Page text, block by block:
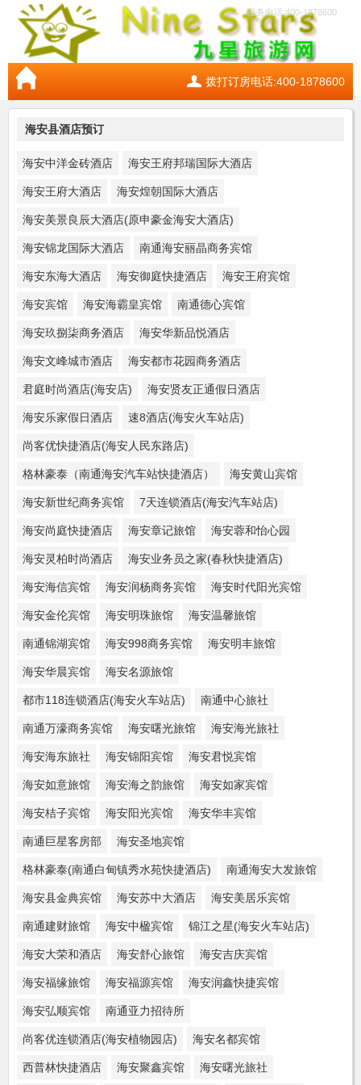
服务电话:400-1878600
拨打订房电话:400-1878600
海安县酒店预订
海安中洋金砖酒店 海安王府邦瑞国际大酒店
海安王府大酒店 海安煌朝国际大酒店
海安美景良辰大酒店(原申豪金海安大酒店)
海安锦龙国际大酒店 南通海安丽晶商务宾馆
海安东海大酒店 海安御庭快捷酒店 海安王府宾馆
海安宾馆 海安海霸皇宾馆 南通德心宾馆
海安玖捌柒商务酒店 海安华新品悦酒店
海安文峰城市酒店 海安都市花园商务酒店
君庭时尚酒店(海安店) 海安贤友正通假日酒店
海安乐家假日酒店 速8酒店(海安火车站店)
尚客优快捷酒店(海安人民东路店)
格林豪泰（南通海安汽车站快捷酒店） 海安黄山宾馆
海安新世纪商务宾馆 7天连锁酒店(海安汽车站店)
海安尚庭快捷酒店 海安章记旅馆 海安蓉和怡心园
海安灵柏时尚酒店 海安业务员之家(春秋快捷酒店)
海安海信宾馆 海安润杨商务宾馆 海安时代阳光宾馆
海安金伦宾馆 海安明珠旅馆 海安温馨旅馆
南通锦湖宾馆 海安998商务宾馆 海安明丰旅馆
海安华晨宾馆 海安名源旅馆
都市118连锁酒店(海安火车站店) 南通中心旅社
南通万濠商务宾馆 海安曙光旅馆 海安海光旅社
海安海东旅社 海安锦阳宾馆 海安君悦宾馆
海安如意旅馆 海安海之韵旅馆 海安如家宾馆
海安桔子宾馆 海安阳光宾馆 海安华丰宾馆
南通巨星客房部 海安圣地宾馆
格林豪泰(南通白甸镇秀水苑快捷酒店) 南通海安大发旅馆
海安县金典宾馆 海安苏中大酒店 海安美居乐宾馆
南通建财旅馆 海安中楹宾馆 锦江之星(海安火车站店)
海安大荣和酒店 海安舒心旅馆 海安吉庆宾馆
海安福缘旅馆 海安福源宾馆 海安润鑫快捷宾馆
海安弘顺宾馆 南通亚力招待所
尚客优连锁酒店(海安植物园店) 海安名都宾馆
西普林快捷酒店 海安聚鑫宾馆 海安曙光旅社